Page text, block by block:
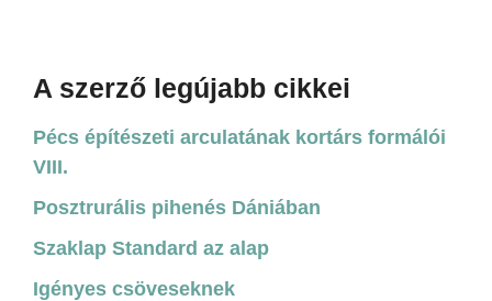
A szerző legújabb cikkei
Pécs építészeti arculatának kortárs formálói
VIII.
Posztrurális pihenés Dániában
Szaklap Standard az alap
Igényes csöveseknek